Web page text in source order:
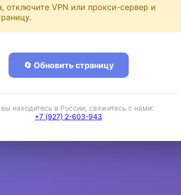
отключите VPN или прокси-сервер и
🔄 Обновить страницу
вы находитесь в России, свяжитесь с нами:
+7 (927) 2-603-943